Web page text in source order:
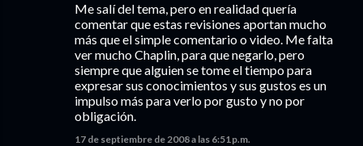
Me salí del tema, pero en realidad quería
comentar que estas revisiones aportan mucho
más que el simple comentario o video. Me falta
ver mucho Chaplin, para que negarlo, pero
siempre que alguien se tome el tiempo para
expresar sus conocimientos y sus gustos es un
impulso más para verlo por gusto y no por
obligación.
17 de septiembre de 2008 a las 6:51 p.m.